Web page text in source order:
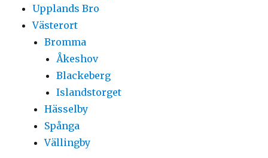
Upplands Bro
Västerort
Bromma
Åkeshov
Blackeberg
Islandstorget
Hässelby
Spånga
Vällingby